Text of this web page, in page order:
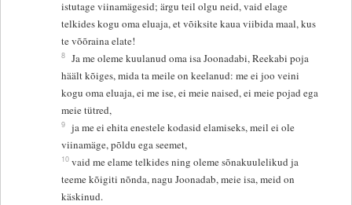
istutage viinamägesid; ärgu teil olgu neid, vaid elage
telkides kogu oma eluaja, et võiksite kaua viibida maal, kus
te võõraina elate!
8 Ja me oleme kuulanud oma isa Joonadabi, Reekabi poja
häält kõiges, mida ta meile on keelanud: me ei joo veini
kogu oma eluaja, ei me ise, ei meie naised, ei meie pojad ega
meie tütred,
9 ja me ei ehita enestele kodasid elamiseks, meil ei ole
viinamäge, põldu ega seemet,
10 vaid me elame telkides ning oleme sõnakuulelikud ja
teeme kõigiti nõnda, nagu Joonadab, meie isa, meid on
käskinud.